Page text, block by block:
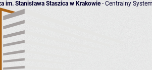
im. Stanisława Staszica w Krakowie- Centralny